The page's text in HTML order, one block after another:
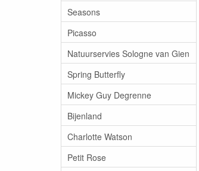
Seasons
Picasso
Natuurservies Sologne van Gien
Spring Butterfly
Mickey Guy Degrenne
Bijenland
Charlotte Watson
Petit Rose